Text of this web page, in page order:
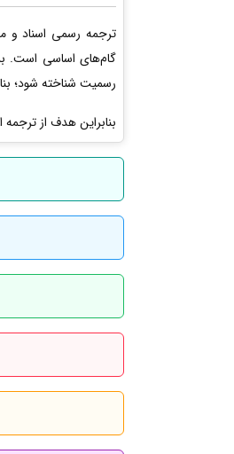
ترجمه رسمی اسناد و
گام‌های اساسی است.
رسمیت شناخته شود؛
بنابراین هدف از